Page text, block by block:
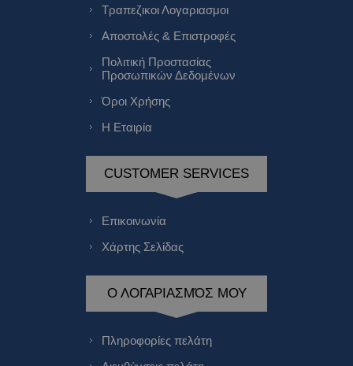
Τραπεζικοι Λογαριασμοι
Αποστολές & Επιστροφές
Πολιτική Προστασίας
Προσωπικών Δεδομένων
Όροι Χρήσης
Η Εταιρία
CUSTOMER SERVICES
Επικοινωνία
Χάρτης Σελίδας
Ο ΛΟΓΑΡΙΑΣΜΌΣ ΜΟΥ
Πληροφορίες πελάτη